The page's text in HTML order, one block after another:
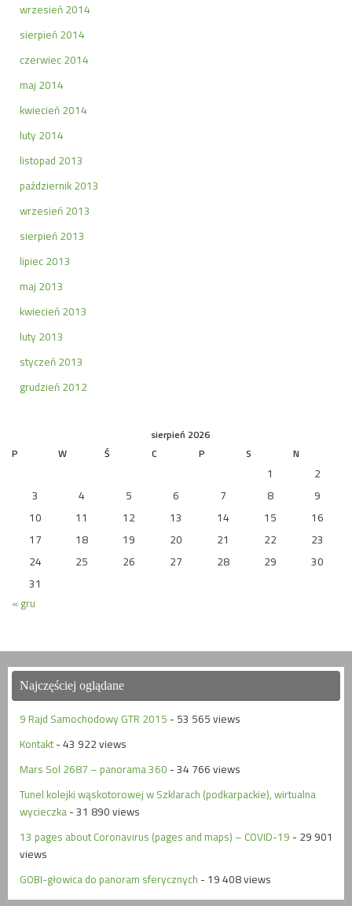
wrzesień 2014
sierpień 2014
czerwiec 2014
maj 2014
kwiecień 2014
luty 2014
listopad 2013
październik 2013
wrzesień 2013
sierpień 2013
lipiec 2013
maj 2013
kwiecień 2013
luty 2013
styczeń 2013
grudzień 2012
sierpień 2026
P
W Ś C P S N
1
2
3
4 5 6 7 8
9
10
11 12 13 14 15
16
17
18 19 20 21 22
23
24
25 26 27 28 29
30
31
« gru
Najczęściej oglądane
9 Rajd Samochodowy GTR 2015 - 53 565 views
Kontakt - 43 922 views
Mars Sol 2687 – panorama 360 - 34 766 views
Tunel kolejki wąskotorowej w Szklarach (podkarpackie), wirtualna
wycieczka - 31 890 views
13 pages about Coronavirus (pages and maps) – COVID-19 - 29 901
views
GOBI-głowica do panoram sferycznych - 19 408 views